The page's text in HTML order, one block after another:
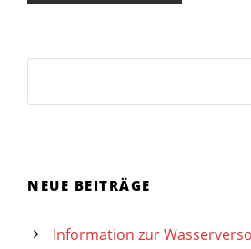
NEUE BEITRÄGE
Information zur